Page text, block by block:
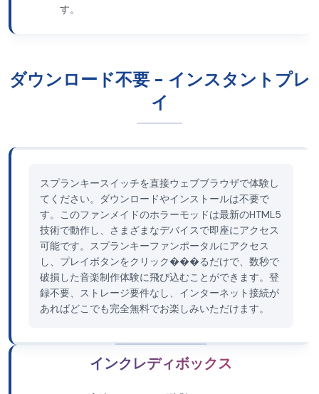
す。
ダウンロード不要 - インスタントプレ
イ
スプランキースイッチを直接ウェブブラウザで体験し
てください。ダウンロードやインストールは不要で
す。このファンメイドのホラーモッドは最新のHTML5
技術で動作し、さまざまなデバイスで即座にアクセス
可能です。スプランキーファンポータルにアクセス
し、プレイボタンをクリック���るだけで、数秒で
破損した音楽制作体験に飛び込むことができます。登
録不要、ストレージ要件なし、インターネット接続が
あればどこでも完全無料でお楽しみいただけます。
インクレディボックス